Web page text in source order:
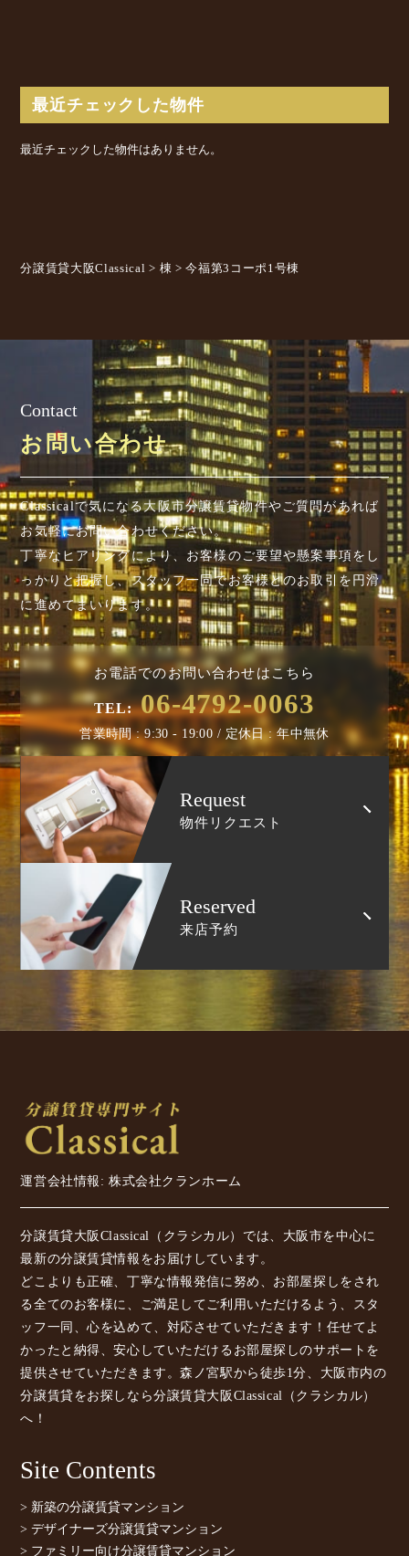
最近チェックした物件
最近チェックした物件はありません。
分譲賃貸大阪Classical > 棟 >今福第3コーポ1号棟
Contact
お問い合わせ
Classicalで気になる大阪市分譲賃貸物件やご質問があれば
お気軽にお問い合わせください。
丁寧なヒアリングにより、お客様のご要望や懸案事項を し
っかりと把握し、スタッフ一同でお客様とのお取引を円滑
に進めてまいります。
お電話でのお問い合わせはこちら
TEL: 06-4792-0063
営業時間 : 9:30 - 19:00 / 定休日 : 年中無休
Request
物件リクエスト
Reserved
来店予約
運営会社情報: 株式会社クランホーム
分譲賃貸大阪Classical（クラシカル）では、大阪市を中心に
最新の分譲賃貸情報をお届けしています。
どこよりも正確、丁寧な情報発信に努め、お部屋探しをされ
る全てのお客様に、ご満足してご利用いただけるよう、スタ
ッフ一同、心を込めて、対応させていただきます！任せてよ
かったと納得、安心していただけるお部屋探しのサポートを
提供させていただきます。森ノ宮駅から徒歩1分、大阪市内の
分譲賃貸をお探しなら分譲賃貸大阪Classical（クラシカル）
へ！
Site Contents
> 新築の分譲賃貸マンション
> デザイナーズ分譲賃貸マンション
> ファミリー向け分譲賃貸マンション